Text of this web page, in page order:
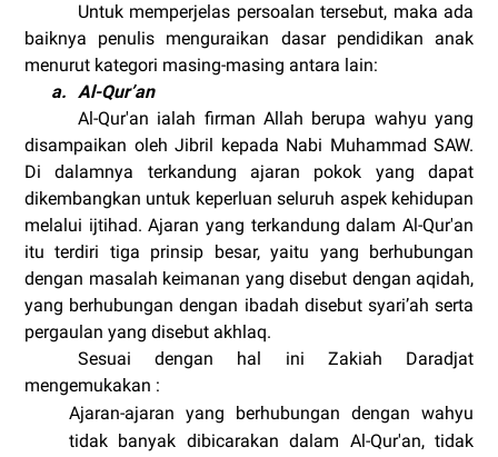
Untuk memperjelas persoalan tersebut, maka ada
baiknya penulis menguraikan dasar pendidikan anak
menurut kategori masing-masing antara lain:
a. Al-Qur’an
Al-Qur'an ialah firman Allah berupa wahyu yang
disampaikan oleh Jibril kepada Nabi Muhammad SAW.
Di dalamnya terkandung ajaran pokok yang dapat
dikembangkan untuk keperluan seluruh aspek kehidupan
melalui ijtihad. Ajaran yang terkandung dalam Al-Qur'an
itu terdiri tiga prinsip besar, yaitu yang berhubungan
dengan masalah keimanan yang disebut dengan aqidah,
yang berhubungan dengan ibadah disebut syari’ah serta
pergaulan yang disebut akhlaq.
Sesuai dengan hal ini Zakiah Daradjat
mengemukakan :
Ajaran-ajaran yang berhubungan dengan wahyu
tidak banyak dibicarakan dalam Al-Qur'an, tidak